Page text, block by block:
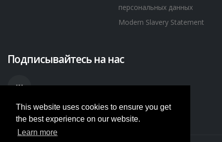
This website uses cookies to ensure you get
the best experience on our website.
Learn more
персональных данных
Modern Slavery Statement
Подписывайтесь на нас